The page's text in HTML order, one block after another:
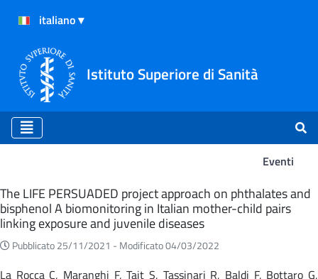
Istituto Superiore di Sanità
Eventi
Eventi
The LIFE PERSUADED project approach on phthalates and
bisphenol A biomonitoring in Italian mother-child pairs
linking exposure and juvenile diseases
Pubblicato 25/11/2021 - Modificato 04/03/2022
La Rocca C, Maranghi F, Tait S, Tassinari R, Baldi F, Bottaro G,